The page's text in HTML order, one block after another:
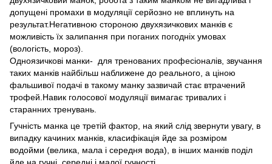
допущені промахи в модуляції серйозно не вплинуть на
результат.Негативною стороною двухязичкових манків є
можливість їх залипання при поганих погодніх умовах
(вологість, мороз).
Одноязичкові манки- для тренованих професіоналів, звучання
таких манків найбільш наближене до реального, а ціною
фальшивої подачі в такому манку зазвичай стає втрачений
трофей.Навик голосової модуляції вимагає тривалих і
старанних тренувань.
Гучність манка це третій фактор, на який слід звернути увагу, в
випадку качиних манків, класифікація йде за розміром
водойми (велика, мала і середня вода), в інших манків поділ
йде на гучні, середні і малої гучності.